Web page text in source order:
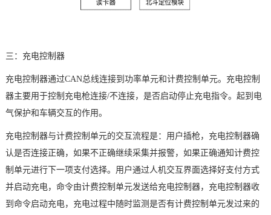
三：充电控制器
充电控制器通过CAN总线连接到功率单元和计费控制单元。充电控制
器主要用于控制充电枪连接/不连接，是否启动停止充电指令。起到电
气保护和车辆交互的作用。
充电控制器与计费控制单元的交互流程是：用户插枪，充电控制器确
认是否连接正确，如果不正确继续采集并报警，如果正确通知计费控
制单元进行下一项支付选择。用户通过人机交互界面选择好支付方式
并启动充电， 命令由计费控制单元发送给充电控制器，充电控制器收
到命令启动充电，充电过程中随时监测是否有计费控制单元发过来的